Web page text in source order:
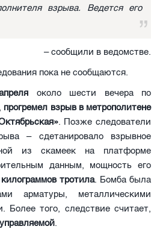
взрыва. Ведется его
– сообщили в ведомстве.
пока не сообщаются.
около шести вечера по
прогремел взрыв в метрополитене
. Позже следователи
– сдетанировало взрывное
из скамеек на платформе
данным, мощность его
тротила. Бомба была
арматуры, металлическими
Более того, следствие считает,
.